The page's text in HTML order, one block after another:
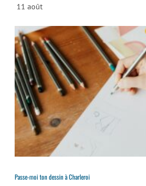
11 août
Passe-moi ton dessin à Charleroi